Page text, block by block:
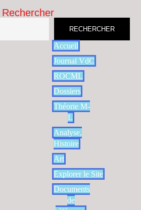
Rechercher
RECHERCHER
Accueil
Journal VdC
ROCML
Dossiers
Théorie M-
L
Analyse,
Histoire
Art
Explorer le Site
Documents
de